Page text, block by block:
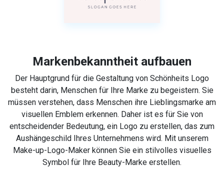
Markenbekanntheit aufbauen
Der Hauptgrund für die Gestaltung von Schönheits Logo
besteht darin, Menschen für Ihre Marke zu begeistern. Sie
müssen verstehen, dass Menschen ihre Lieblingsmarke am
visuellen Emblem erkennen. Daher ist es für Sie von
entscheidender Bedeutung, ein Logo zu erstellen, das zum
Aushängeschild Ihres Unternehmens wird. Mit unserem
Make-up-Logo-Maker können Sie ein stilvolles visuelles
Symbol für Ihre Beauty-Marke erstellen.